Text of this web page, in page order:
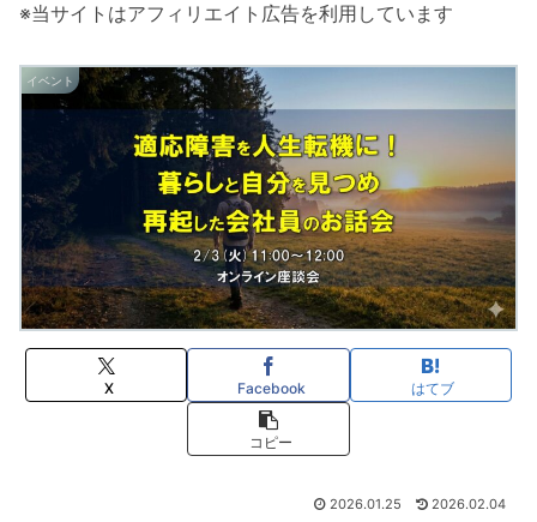
※当サイトはアフィリエイト広告を利用しています
イベント
X Facebook はてブ
コピー
2026.01.25 2026.02.04